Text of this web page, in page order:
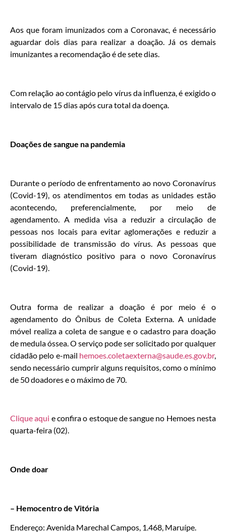
Aos que foram imunizados com a Coronavac, é necessário
aguardar dois dias para realizar a doação. Já os demais
imunizantes a recomendação é de sete dias.
Com relação ao contágio pelo vírus da influenza, é exigido o
intervalo de 15 dias após cura total da doença.
Doações de sangue na pandemia
Durante o período de enfrentamento ao novo Coronavírus
(Covid-19), os atendimentos em todas as unidades estão
acontecendo, preferencialmente, por meio de
agendamento. A medida visa a reduzir a circulação de
pessoas nos locais para evitar aglomerações e reduzir a
possibilidade de transmissão do vírus. As pessoas que
tiveram diagnóstico positivo para o novo Coronavírus
(Covid-19).
Outra forma de realizar a doação é por meio é o
agendamento do Ônibus de Coleta Externa. A unidade
móvel realiza a coleta de sangue e o cadastro para doação
de medula óssea. O serviço pode ser solicitado por qualquer
cidadão pelo e-mail hemoes.coletaexterna@saude.es.gov.br,
sendo necessário cumprir alguns requisitos, como o mínimo
de 50 doadores e o máximo de 70.
Clique aqui e confira o estoque de sangue no Hemoes nesta
quarta-feira (02).
Onde doar
– Hemocentro de Vitória
Endereço: Avenida Marechal Campos, 1.468, Maruípe.